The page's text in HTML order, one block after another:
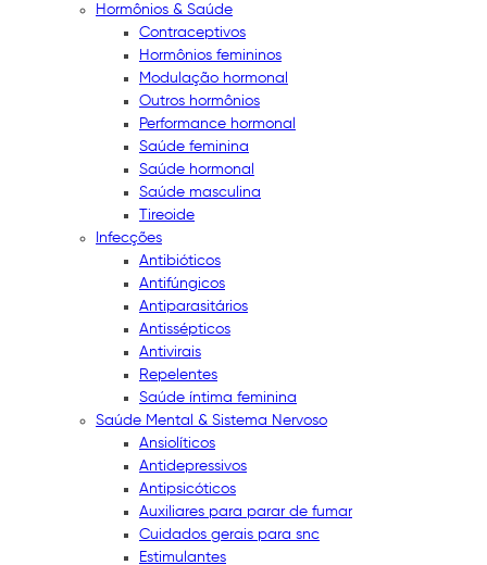
Hormônios & Saúde
Contraceptivos
Hormônios femininos
Modulação hormonal
Outros hormônios
Performance hormonal
Saúde feminina
Saúde hormonal
Saúde masculina
Tireoide
Infecções
Antibióticos
Antifúngicos
Antiparasitários
Antissépticos
Antivirais
Repelentes
Saúde íntima feminina
Saúde Mental & Sistema Nervoso
Ansiolíticos
Antidepressivos
Antipsicóticos
Auxiliares para parar de fumar
Cuidados gerais para snc
Estimulantes